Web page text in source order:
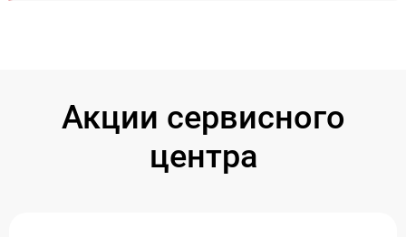
Акции сервисного
центра